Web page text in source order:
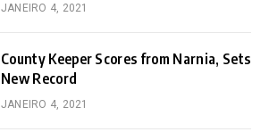
JANEIRO 4, 2021
County Keeper Scores from Narnia, Sets
New Record
JANEIRO 4, 2021